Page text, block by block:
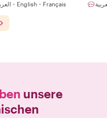
العربية・English・Français
unsere